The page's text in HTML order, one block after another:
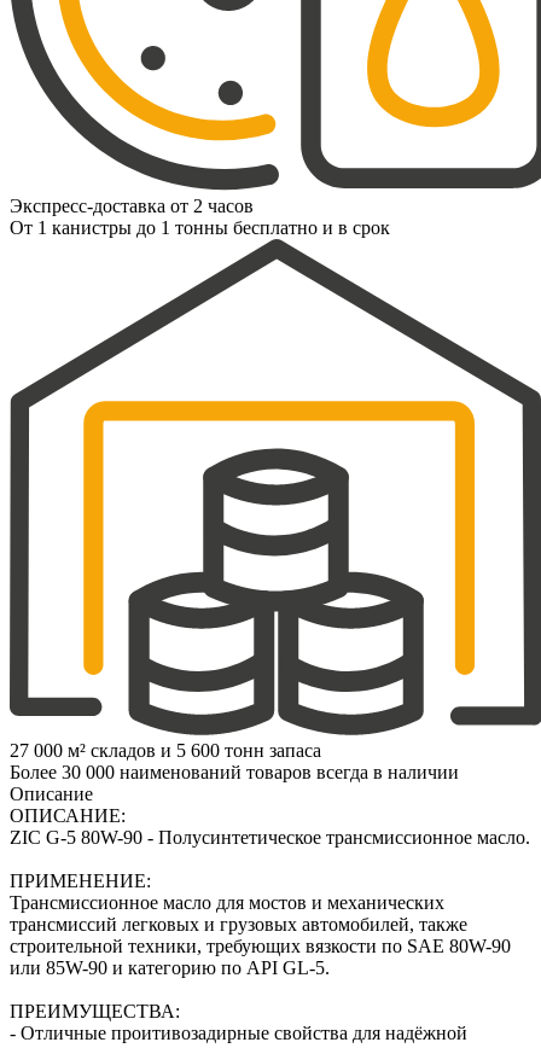
Экспресс-доставка от 2 часов
От 1 канистры до 1 тонны бесплатно и в срок
27 000 м² складов и 5 600 тонн запаса
Более 30 000 наименований товаров всегда в наличии
Описание
ОПИСАНИЕ:
ZIC G-5 80W-90 - Полусинтетическое трансмиссионное масло.
ПРИМЕНЕНИЕ:
Трансмисcионное масло для мостов и механических
трансмиссий легковых и грузовых автомобилей, также
строительной техники, требующих вязкости по SAE 80W-90
или 85W-90 и категорию по API GL-5.
ПРЕИМУЩЕСТВА:
- Отличные проитивозадирные свойства для надёжной